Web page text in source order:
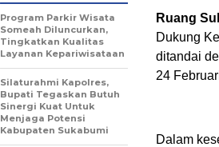
Ruang
Dukung
ditandai
24
Dalam
Program Parkir Wisata
Someah Diluncurkan,
Tingkatkan Kualitas
Layanan Kepariwisataan
Silaturahmi Kapolres,
Bupati Tegaskan Butuh
Sinergi Kuat Untuk
Menjaga Potensi
Kabupaten Sukabumi